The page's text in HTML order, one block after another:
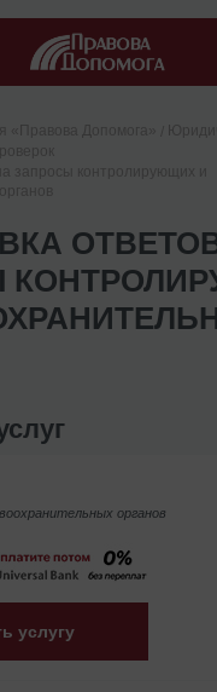
органов
услугу